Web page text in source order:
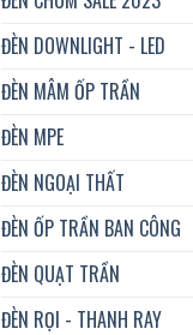
ĐÈN DOWNLIGHT - LED
ĐÈN MÂM ỐP TRẦN
ĐÈN MPE
ĐÈN NGOẠI THẤT
ĐÈN ỐP TRẦN BAN CÔNG
ĐÈN QUẠT TRẦN
ĐÈN RỌI - THANH RAY